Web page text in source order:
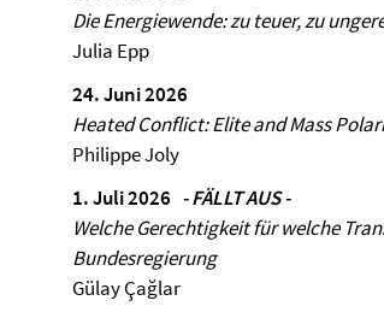
Die Energiewende: zu teuer, zu
Julia Epp
24. Juni 2026
Heated Conflict: Elite and Mass
Philippe Joly
1. Juli 2026 - FÄLLT AUS -
Welche Gerechtigkeit für welche
Bundesregierung
Gülay Çağlar